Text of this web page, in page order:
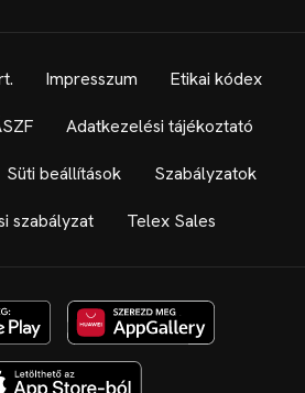
Impresszum Etikai kódex
Adatkezelési tájékoztató
Süti beállítások Szabályzatok
szabályzat Telex Sales